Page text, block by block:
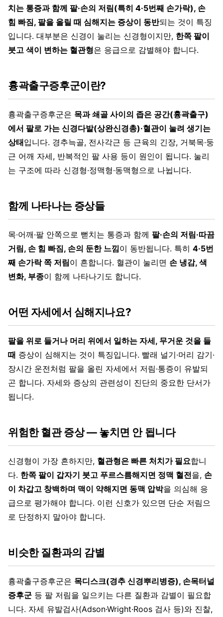
치는 통증과 함께 팔·손의 저림(특히 4·5번째 손가락), 손
힘 빠짐, 팔을 올릴 때 심해지는 증상이 동반되는 것이 특징
입니다. 대부분은 신경이 눌리는 신경형이지만, 한쪽 팔이
붓고 색이 변하는 혈관형은 응급으로 감별해야 합니다.
흉곽출구증후군이란?
흉곽출구증후군은 목과 쇄골 사이의 좁은 공간(흉곽출구)
에서 팔로 가는 신경다발(상완신경총)·혈관이 눌려 생기는
상태입니다. 경추늑골, 전사각근 등 근육의 긴장, 거북목·둥
근 어깨 자세, 반복적인 팔 사용 등이 원인이 됩니다. 눌리
는 구조에 따라 신경형·정맥형·동맥형으로 나뉩니다.
함께 나타나는 증상들
목·어깨·팔 안쪽으로 뻗치는 통증과 함께 팔·손의 저림·따끔
거림, 손 힘 빠짐, 손의 둔한 느낌이 동반됩니다. 특히 4·5번
째 손가락 쪽 저림이 흔합니다. 혈관이 눌리면 손 냉감, 색
변화, 부종이 함께 나타나기도 합니다.
어떤 자세에서 심해지나요?
팔을 위로 들거나 머리 위에서 일하는 자세, 무거운 것을 들
때 증상이 심해지는 것이 특징입니다. 빨래 널기·머리 감기·
장시간 운전처럼 팔을 올린 자세에서 저림·통증이 유발되
곤 합니다. 자세와 증상의 관련성이 진단의 중요한 단서가
됩니다.
위험한 혈관 증상 — 놓치면 안 됩니다
신경형이 가장 흔하지만, 혈관형은 빠른 처치가 필요합니
다. 한쪽 팔이 갑자기 붓고 푸르스름해지면 정맥 혈전을, 손
이 차갑고 창백하며 맥이 약해지면 동맥 압박을 의심해 응
급으로 평가해야 합니다. 이런 신호가 있으면 단순 저림으
로 단정하지 말아야 합니다.
비슷한 질환과의 감별
흉곽출구증후군은 목디스크(경추 신경뿌리병증), 손목터널
증후군 등 팔 저림을 일으키는 다른 질환과 감별이 필요합
니다. 자세 유발검사(Adson·Wright·Roos 검사 등)와 진찰,